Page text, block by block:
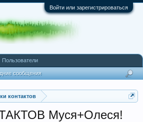
Войти или зарегистрироваться
контактов
Муся+Олеся!
сообщения
Пользователи